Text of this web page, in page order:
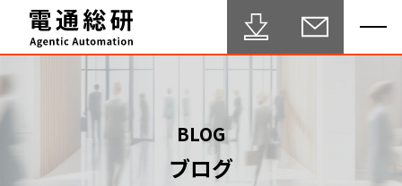
HOME
Agentic Automation 推進サービス
BLOG
ブログ